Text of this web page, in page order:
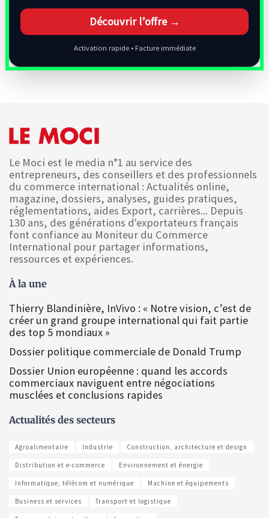
Découvrir l’offre →
Activation rapide • Facture immédiate
Le Moci est le media n°1 au service des
entrepreneurs, des conseillers et des professionnels
du commerce international : Actualités online,
magazine, dossiers, analyses, guides pratiques,
réglementations, aides Export, carrières... Depuis
130 ans, des générations d'exportateurs français
font confiance au Moniteur du Commerce
International pour partager informations,
ressources et expériences.
À la une
Thierry Blandinière, InVivo : « Notre vision, c’est de
créer un grand groupe international qui fait partie
des top 5 mondiaux »
Dossier politique commerciale de Donald Trump
Dossier Union européenne : quand les accords
commerciaux naviguent entre négociations
musclées et conclusions rapides
Actualités des secteurs
Agroalimentaire Industrie Construction, architecture et design
Distribution et e-commerce Environnement et énergie
Informatique, télécom et numérique Machine et équipements
Business et services Transport et logistique